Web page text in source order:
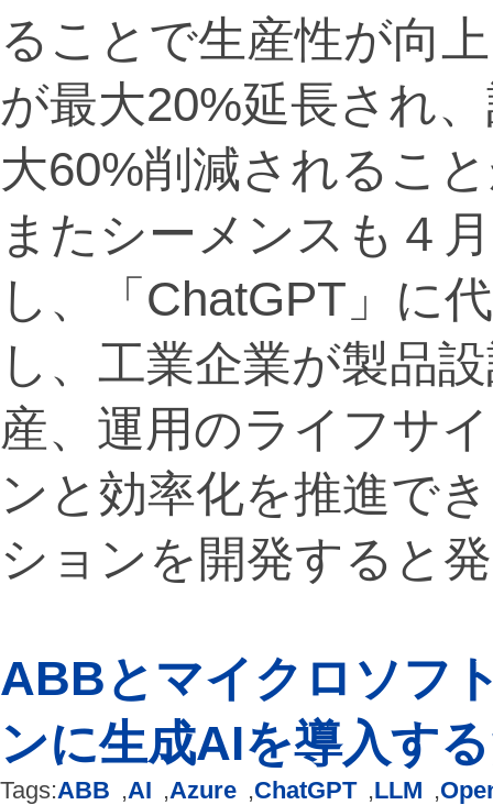
ることで生産性が向
が最大20%延長され
大60%削減されるこ
またシーメンスも４
し、「ChatGPT」に
し、工業企業が製品
産、運用のライフサ
ンと効率化を推進で
ションを開発すると
ABBとマイクロソフ
ンに生成AIを導入す
Tags:ABB ,AI ,Azure ,ChatGPT ,LLM ,